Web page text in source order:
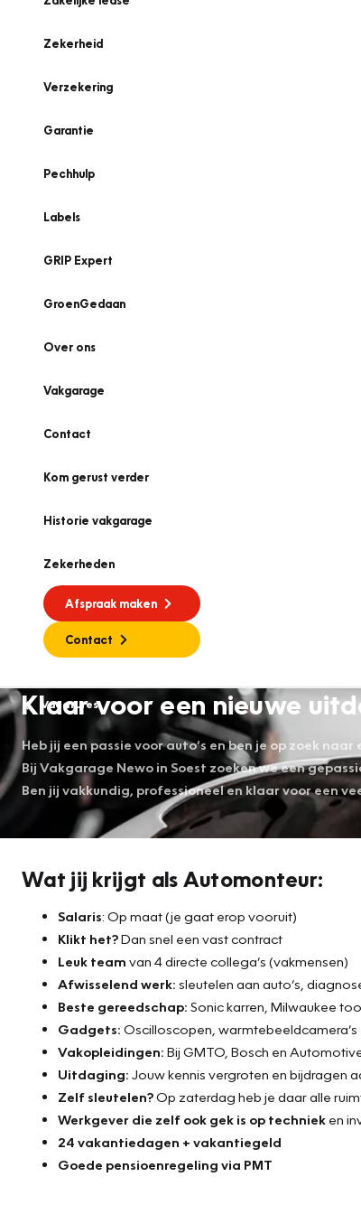
Zekerheid
Verzekering
Garantie
Pechhulp
Labels
GRIP Expert
GroenGedaan
Over ons
Vakgarage
Contact
Kom gerust verder
Historie vakgarage
Zekerheden
Afspraak maken
Contact
Vacatures
Klaar voor een nieuwe
Heb jij een passie voor auto’s en ben je op zoek
Bij Vakgarage Newo in Soest zoeken we een
Ben jij vakkundig, professioneel en klaar voor een
Wat jij krijgt als Automonteur:
Salaris: Op maat (je gaat erop vooruit)
Klikt het?Dan snel een vast contract
Leuk team van 4 directe collega’s (vakmensen)
Afwisselend werk: sleutelen aan auto’s,
Beste gereedschap: Sonic karren, Milwaukee
Gadgets: Oscilloscopen,
Vakopleidingen: Bij GMTO, Bosch en
Uitdaging: Jouw kennis vergroten en bijdragen
Zelf sleutelen?Op zaterdag heb je daar alle
Werkgever die zelf ook gek is op techniek en
24 vakantiedagen + vakantiegeld
Goede pensioenregeling via PMT